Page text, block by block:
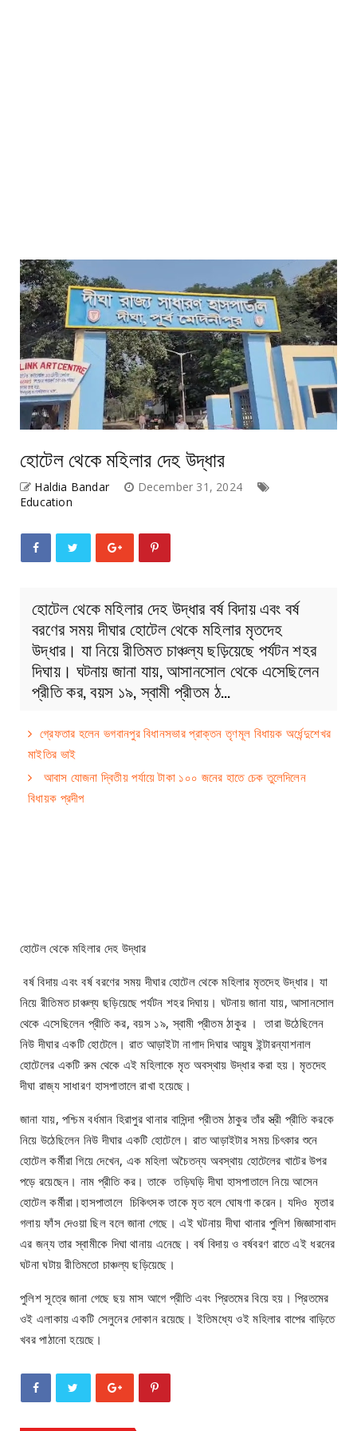
হোটেল থেকে মহিলার দেহ উদ্ধার
Haldia Bandar
December 31, 2024
Education
হোটেল থেকে মহিলার দেহ উদ্ধার বর্ষ বিদায় এবং বর্ষ
বরণের সময় দীঘার হোটেল থেকে মহিলার মৃতদেহ
উদ্ধার। যা নিয়ে রীতিমত চাঞ্চল্য ছড়িয়েছে পর্যটন শহর
দিঘায়। ঘটনায় জানা যায়, আসানসোল থেকে এসেছিলেন
প্রীতি কর, বয়স ১৯, স্বামী প্রীতম ঠ…
গ্রেফতার হলেন ভগবানপুর বিধানসভার প্রাক্তন তৃণমূল বিধায়ক অর্ধেন্দুশেখর
মাইতির ভাই
আবাস যোজনা দ্বিতীয় পর্যায়ে টাকা ১০০ জনের হাতে চেক তুলেদিলেন
বিধায়ক প্রদীপ
হোটেল থেকে মহিলার দেহ উদ্ধার
বর্ষ বিদায় এবং বর্ষ বরণের সময় দীঘার হোটেল থেকে মহিলার মৃতদেহ উদ্ধার। যা
নিয়ে রীতিমত চাঞ্চল্য ছড়িয়েছে পর্যটন শহর দিঘায়। ঘটনায় জানা যায়, আসানসোল
থেকে এসেছিলেন প্রীতি কর, বয়স ১৯, স্বামী প্রীতম ঠাকুর । তারা উঠেছিলেন
নিউ দীঘার একটি হোটেলে। রাত আড়াইটা নাগাদ দিঘার আয়ুষ ইন্টারন্যাশনাল
হোটেলের একটি রুম থেকে এই মহিলাকে মৃত অবস্থায় উদ্ধার করা হয়। মৃতদেহ
দীঘা রাজ্য সাধারণ হাসপাতালে রাখা হয়েছে।
জানা যায়, পশ্চিম বর্ধমান হিরাপুর থানার বাসিন্দা প্রীতম ঠাকুর তাঁর স্ত্রী প্রীতি করকে
নিয়ে উঠেছিলেন নিউ দীঘার একটি হোটেলে। রাত আড়াইটার সময় চিৎকার শুনে
হোটেল কর্মীরা গিয়ে দেখেন, এক মহিলা অচৈতন্য অবস্থায় হোটেলের খাটের উপর
পড়ে রয়েছেন। নাম প্রীতি কর। তাকে তড়িঘড়ি দীঘা হাসপাতালে নিয়ে আসেন
হোটেল কর্মীরা।হাসপাতালে চিকিৎসক তাকে মৃত বলে ঘোষণা করেন। যদিও মৃতার
গলায় ফাঁস দেওয়া ছিল বলে জানা গেছে। এই ঘটনায় দীঘা থানার পুলিশ জিজ্ঞাসাবাদ
এর জন্য তার স্বামীকে দিঘা থানায় এনেছে। বর্ষ বিদায় ও বর্ষবরণ রাতে এই ধরনের
ঘটনা ঘটায় রীতিমতো চাঞ্চল্য ছড়িয়েছে।
পুলিশ সূত্রে জানা গেছে ছয় মাস আগে প্রীতি এবং প্রিতমের বিয়ে হয়। প্রিতমের
ওই এলাকায় একটি সেলুনের দোকান রয়েছে। ইতিমধ্যে ওই মহিলার বাপের বাড়িতে
খবর পাঠানো হয়েছে।